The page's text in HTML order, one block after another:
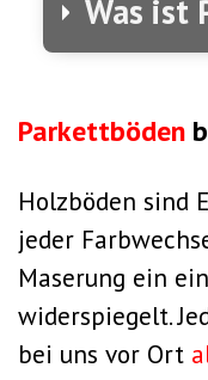
Was ist
Parkettböden
Holzböden sind
jeder
Maserung ein
widerspiegelt.
bei uns vor Ort